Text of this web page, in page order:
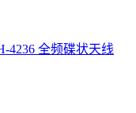
4236 全频碟状天线